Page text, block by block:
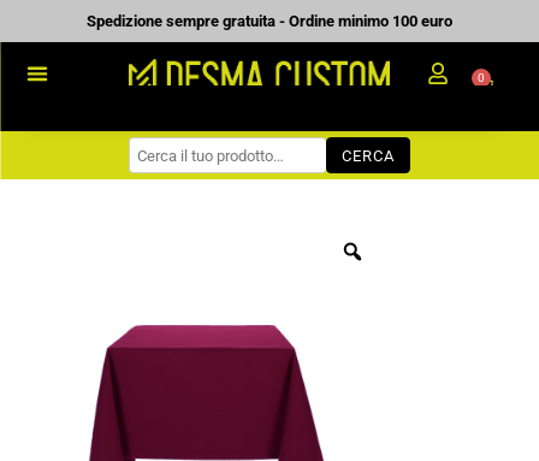
al
contenuto
Spedizione sempre gratuita - Ordine minimo 100 euro
WORKWEAR
CONTATTI
0
CERCA